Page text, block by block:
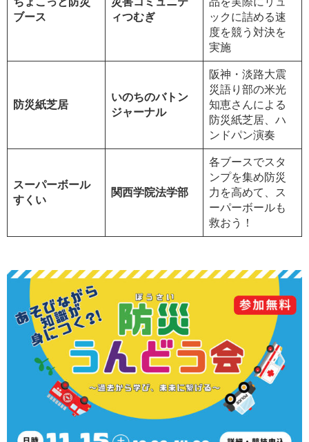
ブース
ィつむぎ
ックに詰める速
度を競う対決を
実施
防災紙芝居
いのちのバトン
ジャーナル
阪神・淡路大震
災語り部の米光
知恵さんによる
防災紙芝居、ハ
ンドパン演奏
スーパーボール
すくい
関西学院法学部
各ブースでスタ
ンプを集め防災
力を高めて、ス
ーパーボールも
救おう！